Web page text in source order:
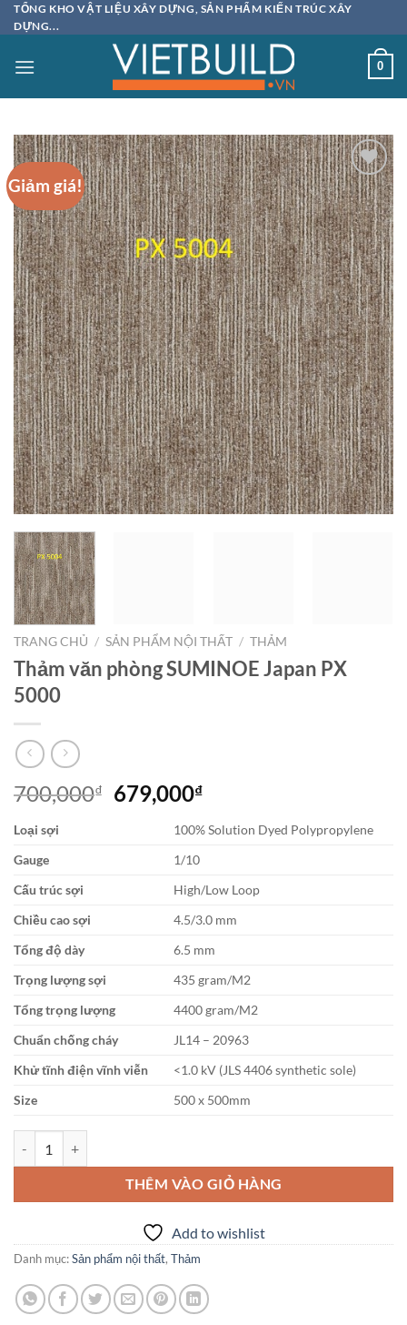
Bỏ
qua
dung
TỔNG KHO VẬT LIỆU XÂY DỰNG, SẢN PHẨM KIẾN TRÚC XÂY
DỰNG...
0
Giảm giá!
Add to
wishlist
TRANG CHỦ / SẢN PHẨM NỘI THẤT / THẢM
Thảm văn phòng SUMINOE Japan PX
5000
700,000₫
Giá
700,000₫.
679,000₫Giá
tại
679,000₫.
Loại sợi
100% Solution Dyed Polypropylene
Gauge
1/10
Cấu trúc sợi
High/Low Loop
Chiều cao sợi
4.5/3.0 mm
Tổng độ dày
6.5 mm
Trọng lượng sợi
435 gram/M2
Tổng trọng lượng
4400 gram/M2
Chuẩn chống cháy
JL14 – 20963
Khử tĩnh điện vĩnh viễn
<1.0 kV (JLS 4406 synthetic sole)
Size
500 x 500mm
THÊM VÀO GIỎ HÀNG
Add to wishlist
Danh mục:Sản phẩm nội thất, Thảm